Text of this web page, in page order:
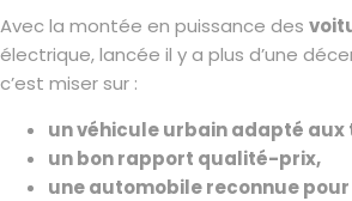
Avec la montée en puissance des
électrique, lancée il y a plus d’une
c’est miser sur :
un véhicule urbain adapté
un bon rapport qualité-prix,
une automobile reconnue